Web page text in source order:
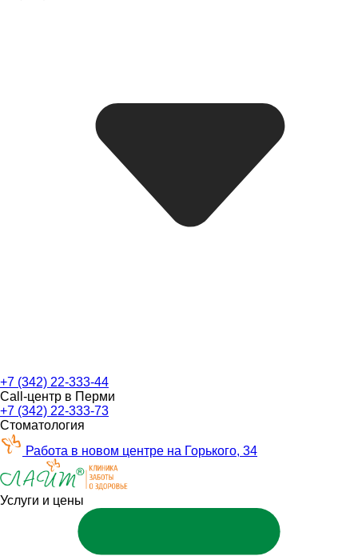
+7 (342) 22-333-44
Call-центр в Перми
+7 (342) 22-333-73
Стоматология
Работа в новом центре на Горького, 34
Услуги и цены